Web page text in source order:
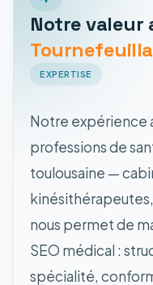
Notre valeur
EXPERTISE
Notre expérience
professions de
toulousaine —
nous permet de
SEO médical :
spécialité,